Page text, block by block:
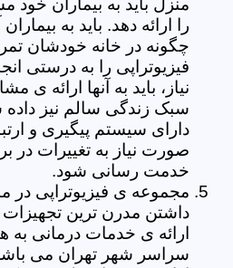
منزل باید به بیماران خود
را ارائه دهد. باید به
چگونه در خانه خودشان
فیزیوتراپی را به درستی
نیاز، باید به آنها ارائه ی
سبک زندگی سالم نیز داده
دارای سیستم پیگیری و
صورت نیاز به تغییرات در
خدمت رسانی شود.
مجموعه ی فیزیوتراپی در
داشتن مدرن ترین تجهیزات
ارائه ی خدمات درمانی به
سراسر شهر تهران می